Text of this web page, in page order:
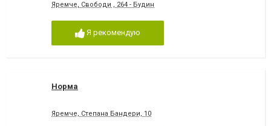
Яремче, Свободи , 264 - Будин
Я рекомендую
Норма
Яремче, Степана Бандери, 10